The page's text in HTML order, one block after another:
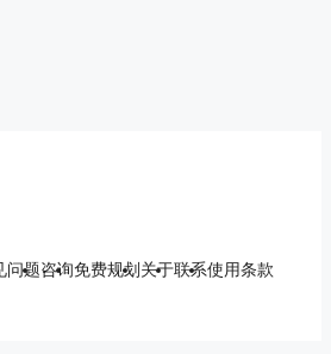
问题咨询免费规划 关于联系使用条款